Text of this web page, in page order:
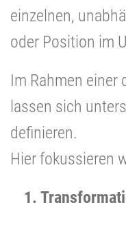
einzelnen,
oder Position im
Im Rahmen einer
lassen sich
definieren.
Hier fokussieren
1.